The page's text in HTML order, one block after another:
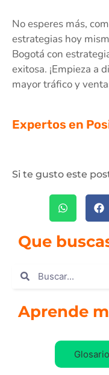
No esperes más,
estrategias hoy
Bogotá con
exitosa. ¡Empieza a
mayor tráfico y
Expertos en
Si te gusto este
Que
Aprende